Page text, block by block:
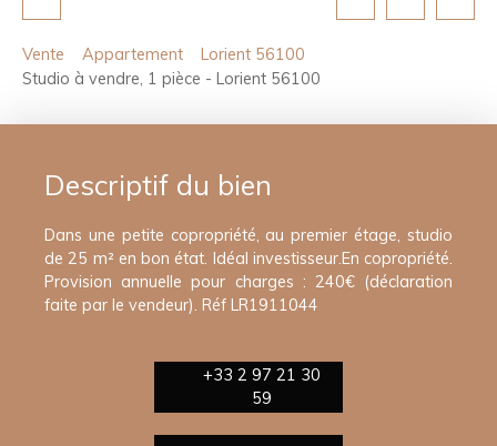
Vente Appartement
Lorient 56100
Studio à vendre, 1 pièce - Lorient 56100
Descriptif du bien
Dans une petite copropriété, au premier étage, studio
de 25 m² en bon état. Idéal investisseur.En copropriété.
Provision annuelle pour charges : 240€ (déclaration
faite par le vendeur). Réf LR1911044
+33 2 97 21 30
59